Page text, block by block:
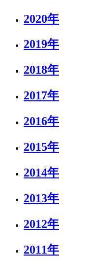
2020年
2019年
2018年
2017年
2016年
2015年
2014年
2013年
2012年
2011年